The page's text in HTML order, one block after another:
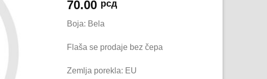
70.00 рсд
Boja: Bela
Flaša se prodaje bez čepa
Zemlja porekla: EU